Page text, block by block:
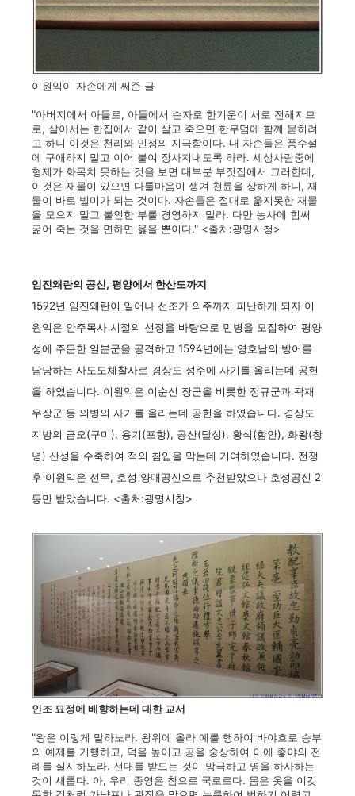
이원익이 자손에게 써준 글
"아버지에서 아들로, 아들에서 손자로 한기운이 서로 전해지므
로, 살아서는 한집에서 같이 살고 죽으면 한무덤에 함꼐 묻히려
고 하니 이것은 천리와 인정의 지극함이다. 내 자손들은 풍수설
에 구애하지 말고 이어 붙여 장사지내도록 하라. 세상사람중에
형제가 화목치 못하는 것을 보면 대부분 부잣집에서 그러한데,
이것은 재물이 있으면 다툴마음이 생겨 천륜을 상하게 하니, 재
물이 바로 빌미가 되는 것이다. 자손들은 절대로 옮지못한 재물
을 모으지 말고 불인한 부를 경영하지 말라. 다만 농사에 힘써
굶어 죽는 것을 면하면 옳을 뿐이다." <출처:광명시청>
임진왜란의 공신, 평양에서 한산도까지
1592년 임진왜란이 일어나 선조가 의주까지 피난하게 되자 이
원익은 안주목사 시절의 선정을 바탕으로 민병을 모집하여 평양
성에 주둔한 일본군을 공격하고 1594년에는 영호남의 방어를
담당하는 사도도체찰사로 경상도 성주에 사기를 올리는데 공헌
을 하였습니다. 이원익은 이순신 장군을 비롯한 정규군과 곽재
우장군 등 의병의 사기를 올리는데 공헌을 하였습니다. 경상도
지방의 금오(구미), 용기(포항), 공산(달성), 황석(함안), 화왕(창
녕) 산성을 수축하여 적의 침입을 막는데 기여하였습니다. 전쟁
후 이원익은 선무, 호성 양대공신으로 추천받았으나 호성공신 2
등만 받았습니다. <출처:광명시청>
인조 묘정에 배향하는데 대한 교서
"왕은 이렇게 말하노라. 왕위에 올라 예를 행하여 바야흐로 승부
의 예제를 거행하고, 덕을 높이고 공을 숭상하여 이에 좋야의 전
례를 실시하노라. 선대를 받드는 것이 망극하고 명을 하사하는
것이 새롭다. 아, 우리 종영은 참으로 국로로다. 몸은 옷을 이깆